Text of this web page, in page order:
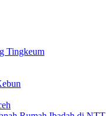
Tingkeum